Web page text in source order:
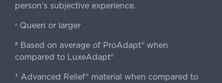
person's subjective experience.
«Queen or larger
#Based on average of ProAdapt® when
compared to LuxeAdapt®
† Advanced Relief® material when compared to